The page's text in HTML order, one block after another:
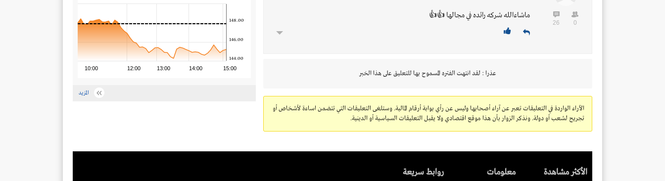
0
26
ماشاءالله شركه رائده في مجالها 👍👍
عذرا : لقد انتهت الفتره المسموح بها للتعليق على هذا الخبر
الآراء الواردة في التعليقات تعبر عن آراء أصحابها وليس عن رأي بوابة أرقام المالية. وستلغى التعليقات التي تتضمن اساءة لأشخاص أو
تجريح لشعب أو دولة. ونذكر الزوار بأن هذا موقع اقتصادي ولا يقبل التعليقات السياسية أو الدينية.
10:00 12:00 13:00 14:00 15:00
144.00
146.00
148.00
المزيد
الأكثر مشاهدة معلومات روابط سريعة